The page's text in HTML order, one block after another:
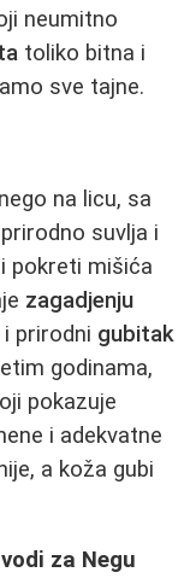
neumitno
toliko bitna i
sve tajne.
na licu, sa
suvlja i
pokreti mišića
zagadjenju
prirodni gubitak
godinama,
pokazuje
i adekvatne
a koža gubi
za Negu